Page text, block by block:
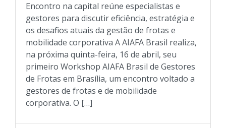
Encontro na capital reúne especialistas e
gestores para discutir eficiência, estratégia e
os desafios atuais da gestão de frotas e
mobilidade corporativa A AIAFA Brasil realiza,
na próxima quinta-feira, 16 de abril, seu
primeiro Workshop AIAFA Brasil de Gestores
de Frotas em Brasília, um encontro voltado a
gestores de frotas e de mobilidade
corporativa. O […]